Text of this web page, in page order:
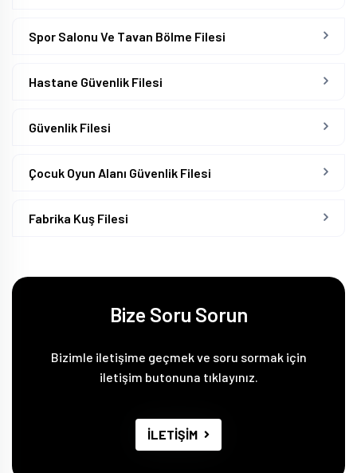
Spor Salonu Ve Tavan Bölme Filesi
Hastane Güvenlik Filesi
Güvenlik Filesi
Çocuk Oyun Alanı Güvenlik Filesi
Fabrika Kuş Filesi
Bize Soru Sorun
Bizimle iletişime geçmek ve soru sormak için
iletişim butonuna tıklayınız.
İLETİŞİM